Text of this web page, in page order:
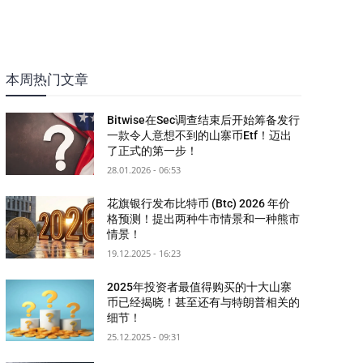
本周热门文章
Bitwise在Sec调查结束后开始筹备发行
一款令人意想不到的山寨币Etf！迈出
了正式的第一步！
28.01.2026 - 06:53
花旗银行发布比特币 (Btc) 2026 年价
格预测！提出两种牛市情景和一种熊市
情景！
19.12.2025 - 16:23
2025年投资者最值得购买的十大山寨
币已经揭晓！甚至还有与特朗普相关的
细节！
25.12.2025 - 09:31